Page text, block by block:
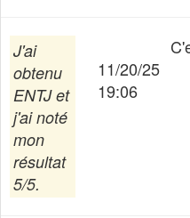
J'ai
obtenu
ENTJet
j'ai noté
mon
résultat
5/5.
11/20/25
19:06